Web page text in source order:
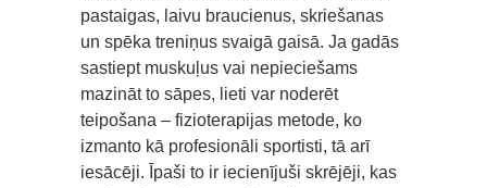
pastaigas, laivu braucienus, skriešanas
un spēka treniņus svaigā gaisā. Ja gadās
sastiept muskuļus vai nepieciešams
mazināt to sāpes, lieti var noderēt
teipošana – fizioterapijas metode, ko
izmanto kā profesionāli sportisti, tā arī
iesācēji. Īpaši to ir iecienījuši skrējēji, kas